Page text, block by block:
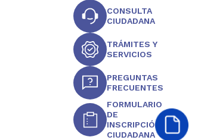
CONSULTA
CIUDADANA
TRÁMITES Y
SERVICIOS
PREGUNTAS
FRECUENTES
FORMULARIO
DE
INSCRIPCIÓN
CIUDADANA